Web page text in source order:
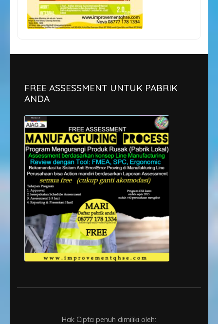
FREE ASSESSMENT UNTUK PABRIK
ANDA
Hak Cipta penuh dimiliki oleh: